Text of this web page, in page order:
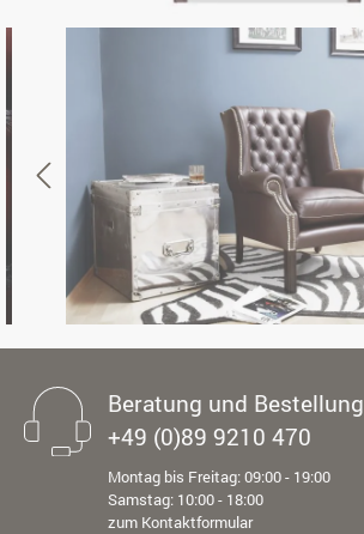
Beratung und Bestellung
+49 (0)89 9210 470
Montag bis Freitag: 09:00 - 19:00
Samstag: 10:00 - 18:00
zum Kontaktformular